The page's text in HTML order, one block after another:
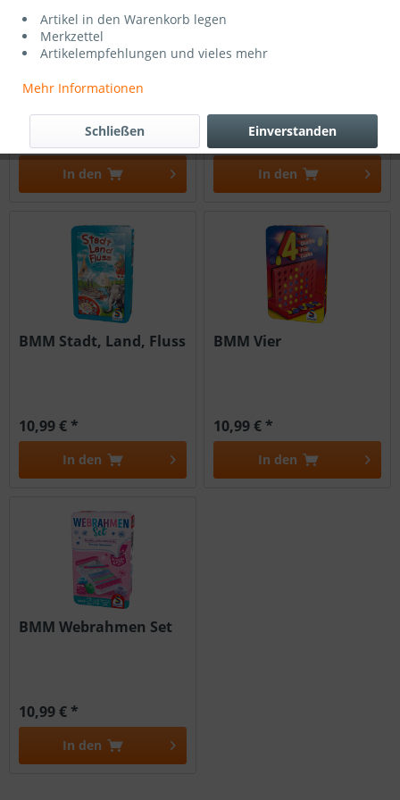
BMM Metall-Knobelei
In den
BMM Lachen Lachen
10,99 € *
In den
BMM Stadt, Land, Fluss
10,99 € *
In den
BMM Vier
10,99 € *
In den
BMM Webrahmen Set
10,99 € *
In den
Artikel in den Warenkorb legen
Merkzettel
Artikelempfehlungen und vieles mehr
Mehr Informationen
Einverstanden
Schließen